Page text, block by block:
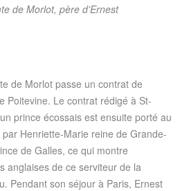
de Morlot, père d'Ernest
de Morlot passe un contrat de
Poitevine. Le contrat rédigé à St-
prince écossais est ensuite porté au
Henriette-Marie reine de Grande-
de Galles, ce qui montre
anglaises de ce serviteur de la
Pendant son séjour à Paris, Ernest